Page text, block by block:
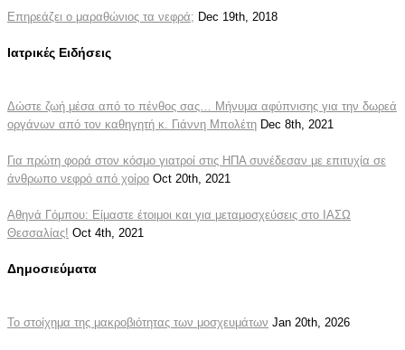
Επηρεάζει ο μαραθώνιος τα νεφρά; Dec 19th, 2018
Ιατρικές Ειδήσεις
Δώστε ζωή μέσα από το πένθος σας… Μήνυμα αφύπνισης για την δωρεά
οργάνων από τον καθηγητή κ. Γιάννη Μπολέτη Dec 8th, 2021
Για πρώτη φορά στον κόσμο γιατροί στις ΗΠΑ συνέδεσαν με επιτυχία σε
άνθρωπο νεφρό από χοίρο Oct 20th, 2021
Αθηνά Γόμπου: Είμαστε έτοιμοι και για μεταμοσχεύσεις στο ΙΑΣΩ
Θεσσαλίας! Oct 4th, 2021
Δημοσιεύματα
Το στοίχημα της μακροβιότητας των μοσχευμάτων Jan 20th, 2026